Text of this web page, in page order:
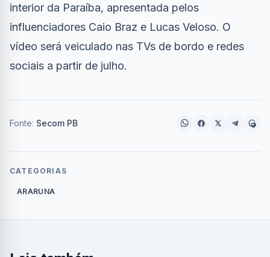
interior da Paraíba, apresentada pelos
influenciadores Caio Braz e Lucas Veloso. O
vídeo será veiculado nas TVs de bordo e redes
sociais a partir de julho.
Fonte: Secom PB
CATEGORIAS
ARARUNA